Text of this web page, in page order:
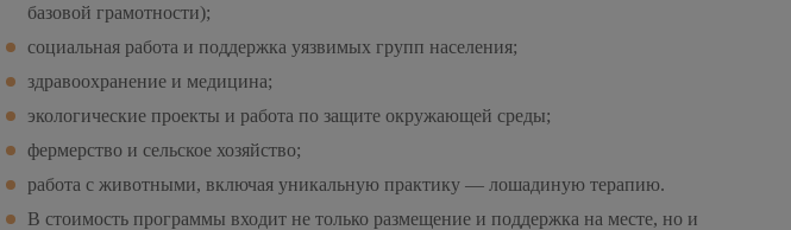
базовой грамотности);
социальная работа и поддержка уязвимых групп населения;
здравоохранение и медицина;
экологические проекты и работа по защите окружающей среды;
фермерство и сельское хозяйство;
работа с животными, включая уникальную практику — лошадиную терапию.
В стоимость программы входит не только размещение и поддержка на месте, но и